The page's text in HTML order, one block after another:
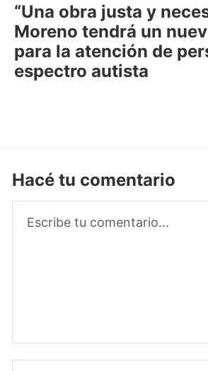
“Una obra justa y
Moreno tendrá un
para la atención de
espectro autista
Hacé tu comentario